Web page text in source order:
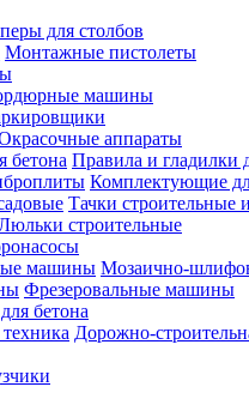
для столбов
Монтажные пистолеты
машины
аппараты
Правила и гладилки
Комплектующие
Тачки строительные
строительные
Мозаично-
Фрезеровальные машины
бетона
Дорожно-